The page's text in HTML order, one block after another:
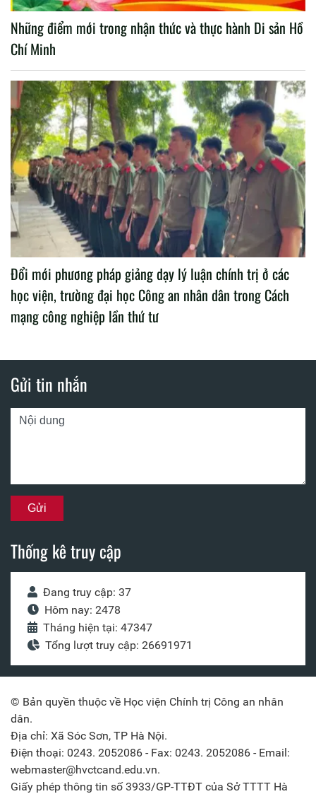
Những điểm mới trong nhận thức và thực hành Di sản Hồ
Chí Minh
Đổi mới phương pháp giảng dạy lý luận chính trị ở các
học viện, trường đại học Công an nhân dân trong Cách
mạng công nghiệp lần thứ tư
Gửi tin nhắn
Thống kê truy cập
Đang truy cập: 37
Hôm nay: 2478
Tháng hiện tại: 47347
Tổng lượt truy cập: 26691971
© Bản quyền thuộc về Học viện Chính trị Công an nhân
dân.
Địa chỉ: Xã Sóc Sơn, TP Hà Nội.
Điện thoại: 0243. 2052086 - Fax: 0243. 2052086 - Email:
webmaster@hvctcand.edu.vn.
Giấy phép thông tin số 3933/GP-TTĐT của Sở TTTT Hà